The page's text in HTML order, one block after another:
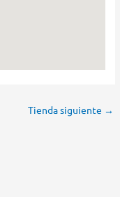
Tienda siguiente →